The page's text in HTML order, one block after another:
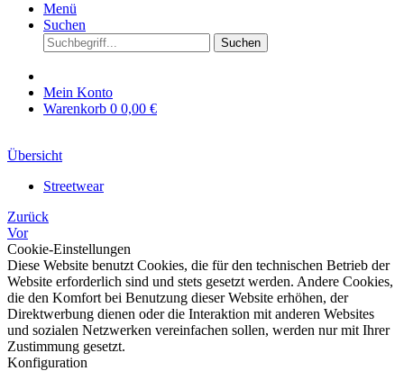
Menü
Suchen
Suchen
Mein Konto
Warenkorb 0 0,00 €
Übersicht
Streetwear
Zurück
Vor
Cookie-Einstellungen
Diese Website benutzt Cookies, die für den technischen Betrieb der
Website erforderlich sind und stets gesetzt werden. Andere Cookies,
die den Komfort bei Benutzung dieser Website erhöhen, der
Direktwerbung dienen oder die Interaktion mit anderen Websites
und sozialen Netzwerken vereinfachen sollen, werden nur mit Ihrer
Zustimmung gesetzt.
Konfiguration